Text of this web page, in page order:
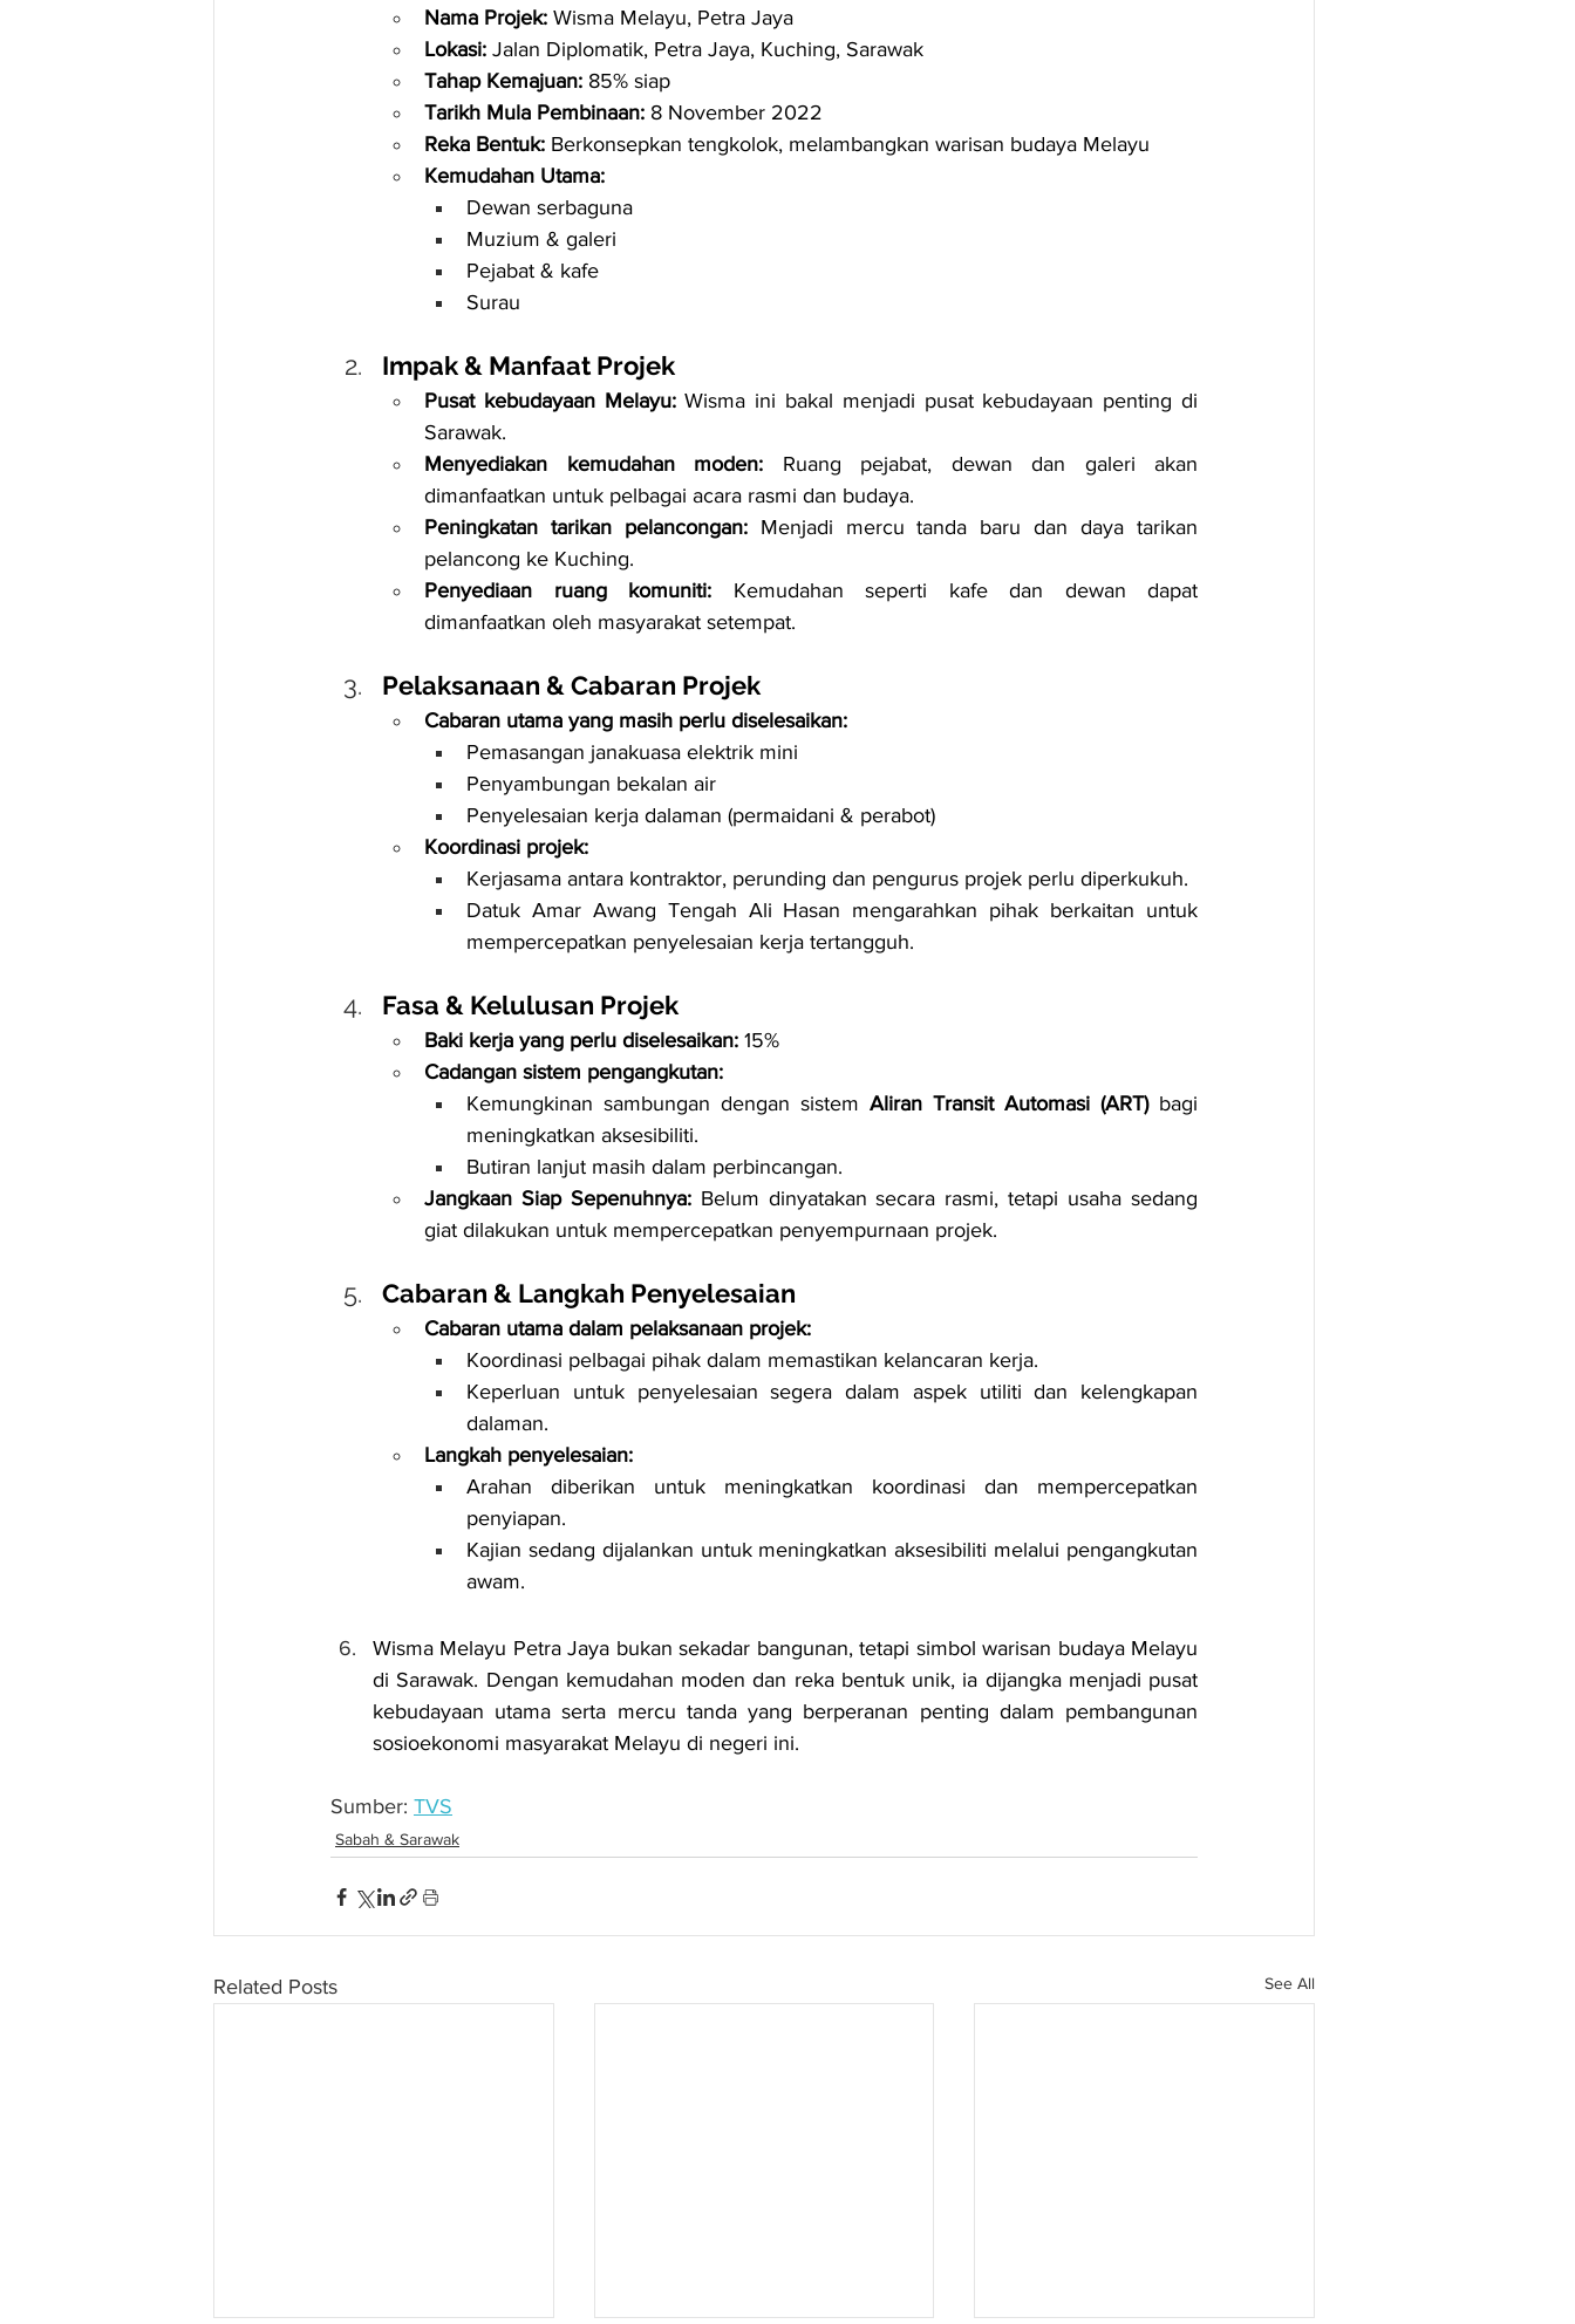
Nama Projek: Wisma Melayu, Petra Jaya
Lokasi: Jalan Diplomatik, Petra Jaya, Kuching, Sarawak
Tahap Kemajuan: 85% siap
Tarikh Mula Pembinaan: 8 November 2022
Reka Bentuk: Berkonsepkan tengkolok, melambangkan warisan budaya Melayu
Kemudahan Utama:
Dewan serbaguna
Muzium & galeri
Pejabat & kafe
Surau
Impak & Manfaat Projek
Pusat kebudayaan Melayu: Wisma ini bakal menjadi pusat kebudayaan penting di
Sarawak.
Menyediakan kemudahan moden: Ruang pejabat, dewan dan galeri akan
dimanfaatkan untuk pelbagai acara rasmi dan budaya.
Peningkatan tarikan pelancongan: Menjadi mercu tanda baru dan daya tarikan
pelancong ke Kuching.
Penyediaan ruang komuniti: Kemudahan seperti kafe dan dewan dapat
dimanfaatkan oleh masyarakat setempat.
Pelaksanaan & Cabaran Projek
Cabaran utama yang masih perlu diselesaikan:
Pemasangan janakuasa elektrik mini
Penyambungan bekalan air
Penyelesaian kerja dalaman (permaidani & perabot)
Koordinasi projek:
Kerjasama antara kontraktor, perunding dan pengurus projek perlu diperkukuh.
Datuk Amar Awang Tengah Ali Hasan mengarahkan pihak berkaitan untuk
mempercepatkan penyelesaian kerja tertangguh.
Fasa & Kelulusan Projek
Baki kerja yang perlu diselesaikan: 15%
Cadangan sistem pengangkutan:
Kemungkinan sambungan dengan sistem Aliran Transit Automasi (ART) bagi
meningkatkan aksesibiliti.
Butiran lanjut masih dalam perbincangan.
Jangkaan Siap Sepenuhnya: Belum dinyatakan secara rasmi, tetapi usaha sedang
giat dilakukan untuk mempercepatkan penyempurnaan projek.
Cabaran & Langkah Penyelesaian
Cabaran utama dalam pelaksanaan projek:
Koordinasi pelbagai pihak dalam memastikan kelancaran kerja.
Keperluan untuk penyelesaian segera dalam aspek utiliti dan kelengkapan
dalaman.
Langkah penyelesaian:
Arahan diberikan untuk meningkatkan koordinasi dan mempercepatkan
penyiapan.
Kajian sedang dijalankan untuk meningkatkan aksesibiliti melalui pengangkutan
awam.
Wisma Melayu Petra Jaya bukan sekadar bangunan, tetapi simbol warisan budaya Melayu
di Sarawak. Dengan kemudahan moden dan reka bentuk unik, ia dijangka menjadi pusat
kebudayaan utama serta mercu tanda yang berperanan penting dalam pembangunan
sosioekonomi masyarakat Melayu di negeri ini.
Sumber: TVS
Sabah & Sarawak
Related Posts See All